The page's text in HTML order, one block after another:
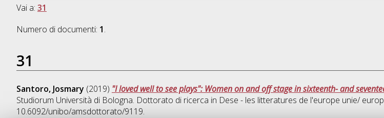
Vai a: 31
Numero di documenti: 1.
31
Santoro, Josmary (2019) "I loved well to see plays": Women on and off stage in sixteenth- and
Studiorum Università di Bologna. Dottorato di ricerca in Dese - les litteratures de l'europe unie/
10.6092/unibo/amsdottorato/9119.